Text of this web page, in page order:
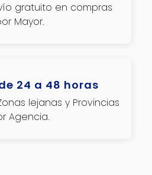
gratuito en compras
Mayor.
24 a 48 horas
lejanas y Provincias
Agencia.